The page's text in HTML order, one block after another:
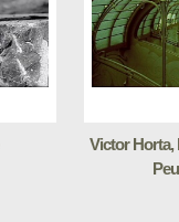
Victor Horta,